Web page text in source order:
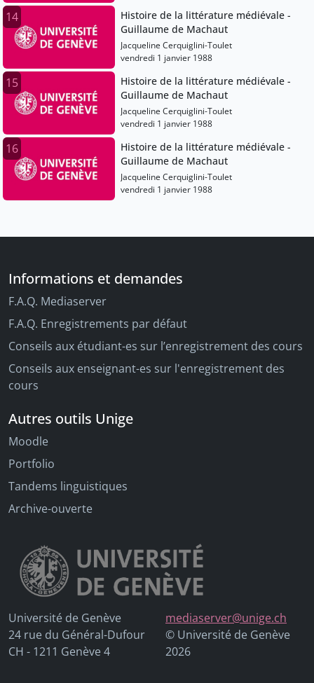
14
Histoire de la littérature médiévale -
Guillaume de Machaut
Jacqueline Cerquiglini-Toulet
vendredi 1 janvier 1988
15
Histoire de la littérature médiévale -
Guillaume de Machaut
Jacqueline Cerquiglini-Toulet
vendredi 1 janvier 1988
16
Histoire de la littérature médiévale -
Guillaume de Machaut
Jacqueline Cerquiglini-Toulet
vendredi 1 janvier 1988
Informations et demandes
F.A.Q. Mediaserver
F.A.Q. Enregistrements par défaut
Conseils aux étudiant-es sur l’enregistrement des cours
Conseils aux enseignant-es sur l'enregistrement des
cours
Autres outils Unige
Moodle
Portfolio
Tandems linguistiques
Archive-ouverte
Université de Genève
24 rue du Général-Dufour
CH - 1211 Genève 4
mediaserver@unige.ch
© Université de Genève
2026